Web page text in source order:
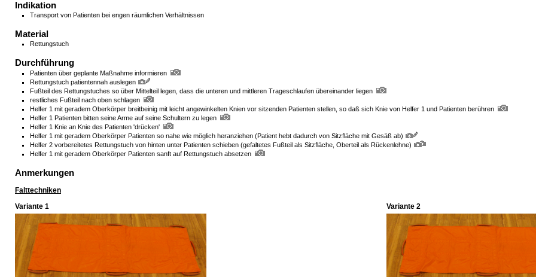
Indikation
Transport von Patienten bei engen räumlichen Verhältnissen
Material
Rettungstuch
Durchführung
Patienten über geplante Maßnahme informieren
Rettungstuch patientennah auslegen
Fußteil des Rettungstuches so über Mittelteil legen, dass die unteren und mittleren Trageschlaufen übereinander liegen
restliches Fußteil nach oben schlagen
Helfer 1 mit geradem Oberkörper breitbeinig mit leicht angewinkelten Knien vor sitzenden Patienten stellen, so daß sich Knie von Helfer 1 und Patienten berühren
Helfer 1 Patienten bitten seine Arme auf seine Schultern zu legen
Helfer 1 Knie an Knie des Patienten 'drücken'
Helfer 1 mit geradem Oberkörper Patienten so nahe wie möglich heranziehen (Patient hebt dadurch von Sitzfläche mit Gesäß ab)
Helfer 2 vorbereitetes Rettungstuch von hinten unter Patienten schieben (gefaltetes Fußteil als Sitzfläche, Oberteil als Rückenlehne)
Helfer 1 mit geradem Oberkörper Patienten sanft auf Rettungstuch absetzen
Anmerkungen
Falttechniken
Variante 1
Variante 2